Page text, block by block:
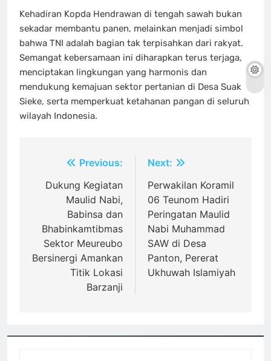
Kehadiran Kopda Hendrawan di tengah sawah bukan
sekadar membantu panen, melainkan menjadi simbol
bahwa TNI adalah bagian tak terpisahkan dari rakyat.
Semangat kebersamaan ini diharapkan terus terjaga,
menciptakan lingkungan yang harmonis dan
mendukung kemajuan sektor pertanian di Desa Suak
Sieke, serta memperkuat ketahanan pangan di seluruh
wilayah Indonesia.
Navigasi
pos
Previous:
Dukung Kegiatan
Maulid Nabi,
Babinsa dan
Bhabinkamtibmas
Sektor Meureubo
Bersinergi Amankan
Titik Lokasi
Barzanji
Next:
Perwakilan Koramil
06 Teunom Hadiri
Peringatan Maulid
Nabi Muhammad
SAW di Desa
Panton, Pererat
Ukhuwah Islamiyah